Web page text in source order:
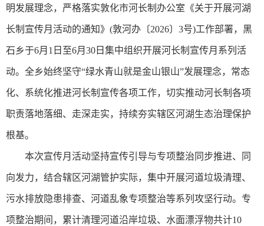
明发展理念，严格落实敦化市河长制办公室《关于开展河湖
长制宣传月活动的通知》(敦河办〔2026〕3号)工作部署，黑
石乡于6月1日至6月30日集中组织开展河长制宣传月系列活
动。全乡始终坚守“绿水青山就是金山银山”发展理念，常态
化、系统化推进河长制宣传各项工作，切实推动河长制各项
职责落地落细、走深走实，持续夯实辖区河湖生态治理保护
根基。
本次宣传月活动坚持宣传引导与专项整治同步推进、同
向发力，结合辖区河湖管护实际，集中开展河道垃圾清理、
污水排放隐患排查、河道乱象专项整治等系列攻坚行动。专
项整治期间，累计清理河道沿岸垃圾、水面漂浮物共计10